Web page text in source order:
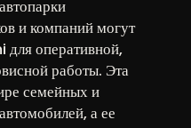
и компаний могут
оперативной,
работы. Эта
семейных и
а ее